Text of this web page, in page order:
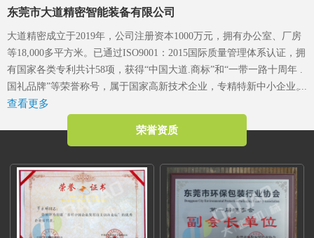
东莞市大道精密智能装备有限公司
大道精密成立于2019年，公司注册资本1000万元，拥有办公室、厂房
等18,000多平方米。已通过ISO9001：2015国际质量管理体系认证，拥
有国家各类专利共计58项，获得“中国大道.商标”和“一带一路十周年 .
国礼品牌”等荣誉称号，属于国家高新技术企业，专精特新中小企业。
2023年4月成立了“东莞市大道精密智能装备有限公司关心下一代工作
委员会”，是东莞市企石镇工商联副会长单位、东莞市企石镇文学艺术
界联合会副主席单位、东莞市环保包装行业协会副会长单位、东莞市
位、广东省胶粘剂行业协会理事单位、国家标准《机械安全中安全防
护授权系统的基本要求》起草单位。
查看更多
荣誉资质